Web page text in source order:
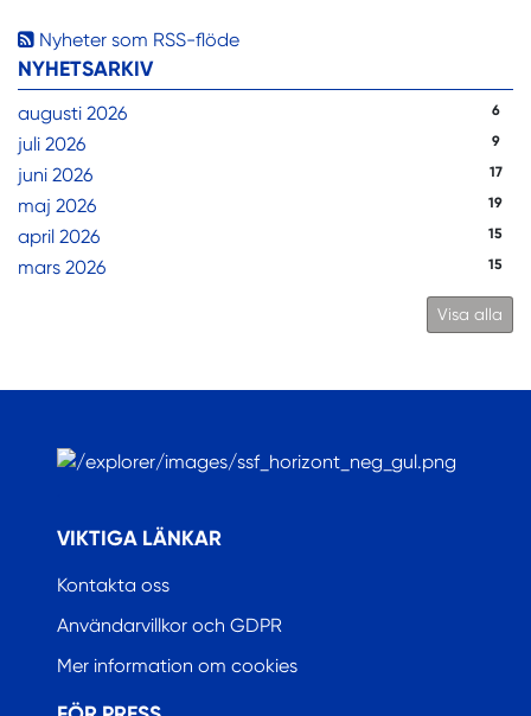
Nyheter som RSS-flöde
NYHETSARKIV
augusti 2026 6
juli 2026 9
juni 2026 17
maj 2026 19
april 2026 15
mars 2026 15
Visa alla
VIKTIGA LÄNKAR
Kontakta oss
Användarvillkor och GDPR
Mer information om cookies